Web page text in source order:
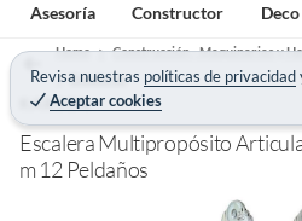
a
o
n
Asesoría Constructor
Revisa nuestras políticas de privacidad
Aceptar cookies
Home
Construcción - Maquinarias y
Escaleras
KARSON
Escalera Multipropósito
m 12 Peldaños